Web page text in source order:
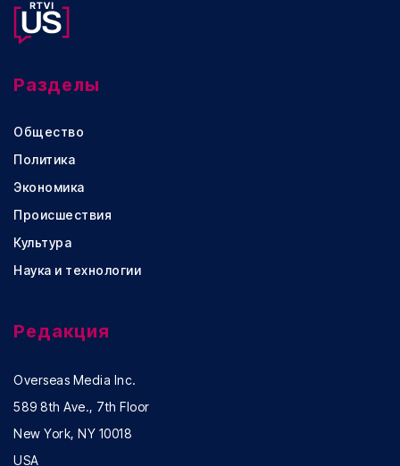
Разделы
Общество
Политика
Экономика
Происшествия
Культура
Наука и технологии
Редакция
Overseas Media Inc.
589 8th Ave., 7th Floor
New York, NY 10018
USA